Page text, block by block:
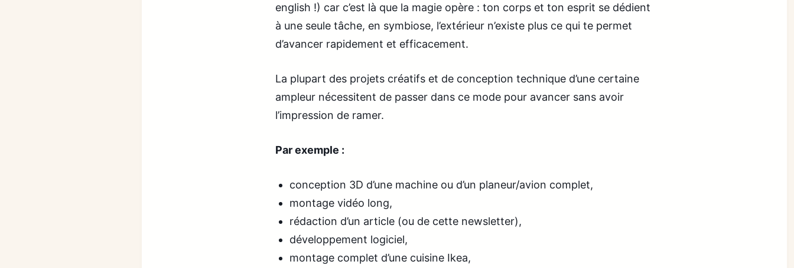
english !) car c’est là que la magie opère : ton corps et ton esprit se dédient
à une seule tâche, en symbiose, l’extérieur n’existe plus ce qui te permet
d’avancer rapidement et efficacement.
La plupart des projets créatifs et de conception technique d’une certaine
ampleur nécessitent de passer dans ce mode pour avancer sans avoir
l’impression de ramer.
Par exemple :
conception 3D d’une machine ou d’un planeur/avion complet,
montage vidéo long,
rédaction d’un article (ou de cette newsletter),
développement logiciel,
montage complet d’une cuisine Ikea,